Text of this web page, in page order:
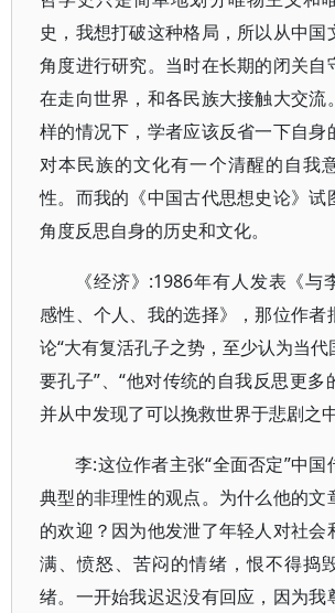
史，我想打破这种格局，所以从中国
角度进行研究。当时在长期的闭关自
在走向世界，和各民族大接触大交流
样的情况下，学者应该反省一下自身
对本民族的文化有一个清醒的自我
性。而我的《中国古代思想史论》试
角度反思自身的历史和文化。
《经济》:1986年有人发表《
感性、个人、我的选择》，那位作者
论“大有复活孔子之势，至少认为当
要孔子”、“他对传统的自我反思更多
并从中发现了可以挽救世界于悲剧之中
李:这位作者主张“全面否定”中国
典型的非理性的观点。为什么他的文
的欢迎？因为他发泄了年轻人对社会
满、愤怒、苦闷的情绪，恨不得捣
绪。一开始我迟迟没有回应，因为我